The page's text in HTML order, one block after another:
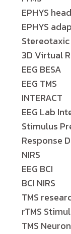
EPHYS
EPHYS
3D Virtual
EEG BESA
EEG TMS
INTERACT
EEG Lab
Stimulus
Response
NIRS
EEG BCI
BCI NIRS
TMS
rTMS
TMS